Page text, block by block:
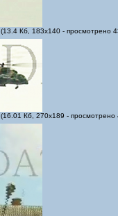
(13.4 Кб, 183x140 - просмотрено
(16.01 Кб, 270x189 - просмотрено